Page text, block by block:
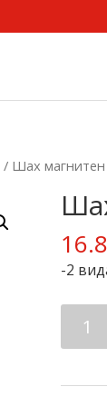
/ Шах магнитен
-2
в